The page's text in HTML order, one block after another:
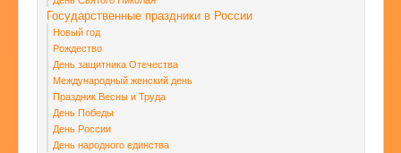
Государственные праздники в России
Новый год
Рождество
День защитника Отечества
Международный женский день
Праздник Весны и Труда
День Победы
День России
День народного единства